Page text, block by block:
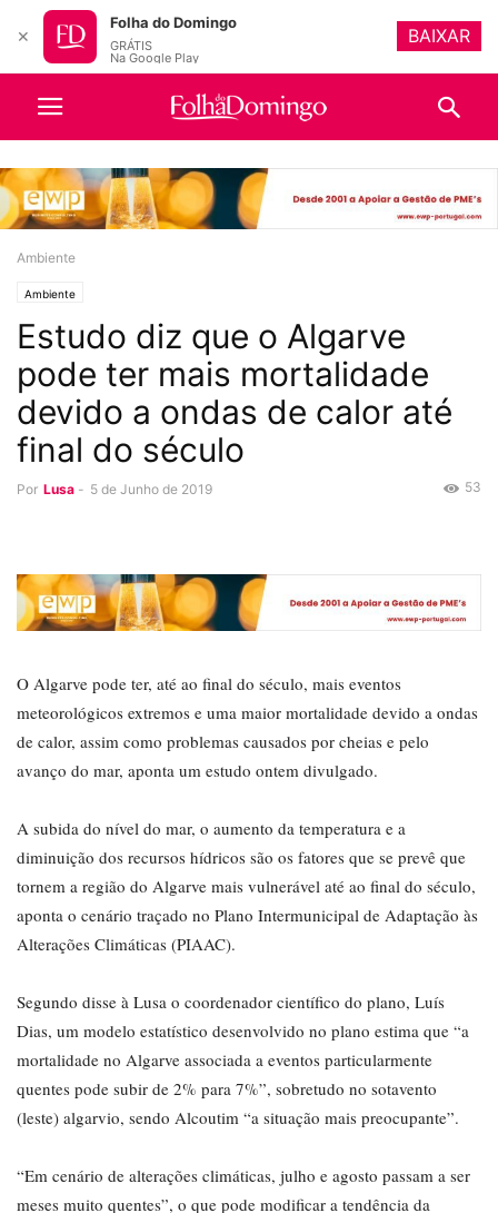
Ambiente
Ambiente
Estudo diz que o Algarve
pode ter mais mortalidade
devido a ondas de calor até
final do século
Por Lusa - 5 de Junho de 2019 53
O Algarve pode ter, até ao final do século, mais eventos
meteorológicos extremos e uma maior mortalidade devido a ondas
de calor, assim como problemas causados por cheias e pelo
avanço do mar, aponta um estudo ontem divulgado.
A subida do nível do mar, o aumento da temperatura e a
diminuição dos recursos hídricos são os fatores que se prevê que
tornem a região do Algarve mais vulnerável até ao final do século,
aponta o cenário traçado no Plano Intermunicipal de Adaptação às
Alterações Climáticas (PIAAC).
Segundo disse à Lusa o coordenador científico do plano, Luís
Dias, um modelo estatístico desenvolvido no plano estima que “a
mortalidade no Algarve associada a eventos particularmente
quentes pode subir de 2% para 7%”, sobretudo no sotavento
(leste) algarvio, sendo Alcoutim “a situação mais preocupante”.
“Em cenário de alterações climáticas, julho e agosto passam a ser
meses muito quentes”, o que pode modificar a tendência da
✕
Folha do Domingo
GRÁTIS
Na Google Play
BAIXAR